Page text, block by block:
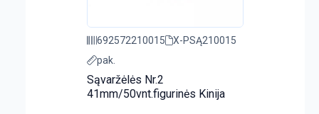
692572210015
X-PSĄ210015
pak.
Sąvaržėlės Nr.2
41mm/50vnt.figurinės Kinija